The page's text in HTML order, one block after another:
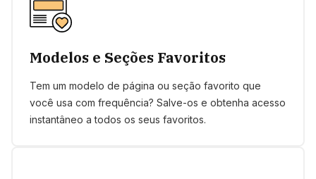
Modelos e Seções Favoritos
Tem um modelo de página ou seção favorito que
você usa com frequência? Salve-os e obtenha acesso
instantâneo a todos os seus favoritos.